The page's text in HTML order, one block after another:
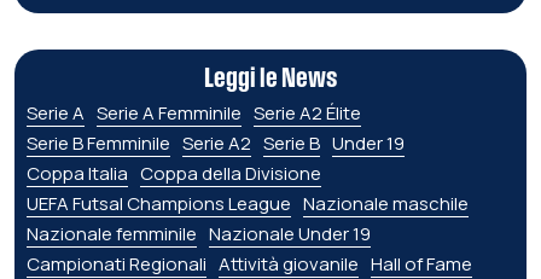
Leggi le News
Serie A Serie A Femminile Serie A2 Élite
Serie B Femminile Serie A2 Serie B Under 19
Coppa Italia Coppa della Divisione
UEFA Futsal Champions League Nazionale maschile
Nazionale femminile Nazionale Under 19
Campionati Regionali Attività giovanile Hall of Fame